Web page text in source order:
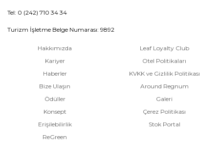
Tel: 0 (242) 710 34 34
Turizm İşletme Belge Numarası: 9892
Hakkımızda
Kariyer
Haberler
Bize Ulaşın
Ödüller
Konsept
Erişilebilirlik
ReGreen
Leaf Loyalty Club
Otel Politikaları
KVKK ve Gizlilik Politikası
Around Regnum
Galeri
Çerez Politikası
Stok Portal